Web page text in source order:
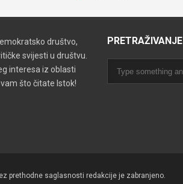
društvo,
svijesti u društvu.
interesa iz oblasti
što čitate Istok!
PRETRAŽIVANJE
prethodne saglasnosti redakcije je zabranjeno.